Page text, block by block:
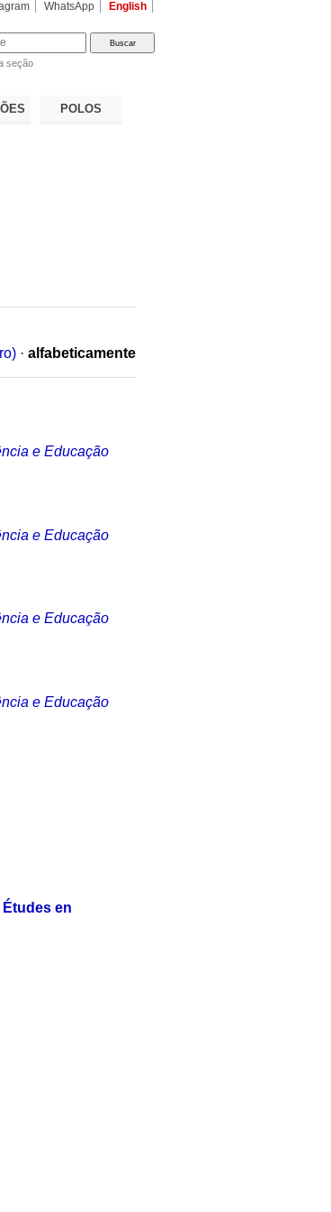
WhatsApp English
seção
POLOS
· alfabeticamente
e Educação
e Educação
e Educação
e Educação
en